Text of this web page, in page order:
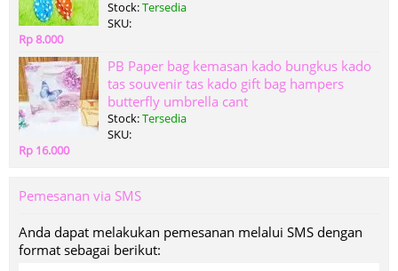
Stock:Tersedia
SKU:
Rp 8.000
PB Paper bag kemasan kado bungkus kado
tas souvenir tas kado gift bag hampers
butterfly umbrella cant
Stock:Tersedia
SKU:
Rp 16.000
Pemesanan via SMS
Anda dapat melakukan pemesanan melalui SMS dengan
format sebagai berikut: